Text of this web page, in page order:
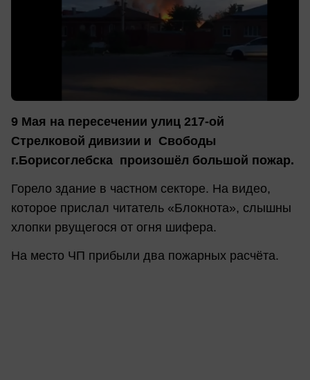
9 Мая на пересечении улиц 217-ой
Стрелковой дивизии и Свободы
г.Борисоглебска произошёл большой пожар.
Горело здание в частном секторе. На видео,
которое прислал читатель «Блокнота», слышны
хлопки рвущегося от огня шифера.
На место ЧП прибыли два пожарных расчёта.